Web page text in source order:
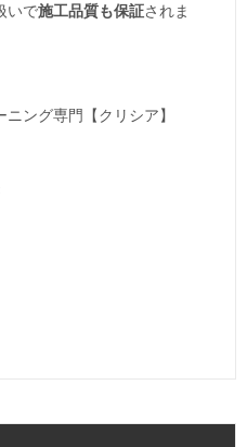
いで施工品質も保証されま
ング専門【クリシア】